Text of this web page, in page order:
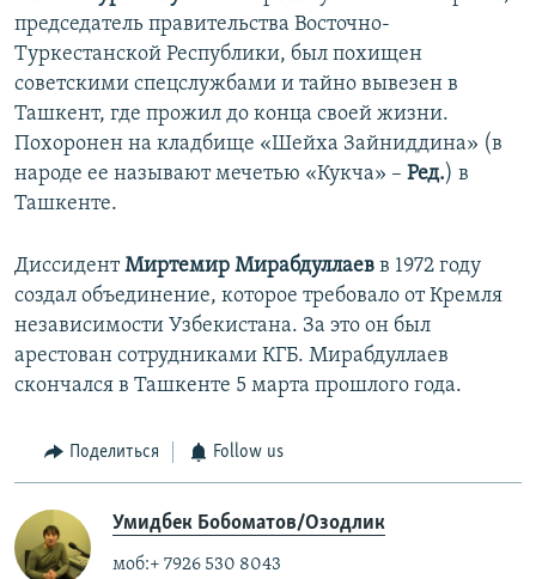
председатель правительства Восточно-
Туркестанской Республики, был похищен
советскими спецслужбами и тайно вывезен в
Ташкент, где прожил до конца своей жизни.
Похоронен на кладбище «Шейха Зайниддина» (в
народе ее называют мечетью «Кукча» – Ред.) в
Ташкенте.
ДиссидентМиртемир Мирабдуллаев в 1972 году
создал объединение, которое требовало от Кремля
независимости Узбекистана. За это он был
арестован сотрудниками КГБ. Мирабдуллаев
скончался в Ташкенте 5 марта прошлого года.
Поделиться Follow us
Умидбек Бобоматов/Озодлик
моб:+ 7926 530 8043